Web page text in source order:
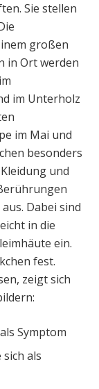
Sie stellen
großen
in Ort werden
im Unterholz
im Mai und
besonders
und
Dabei sind
in die
ein.
fest.
zeigt sich
Symptom
als